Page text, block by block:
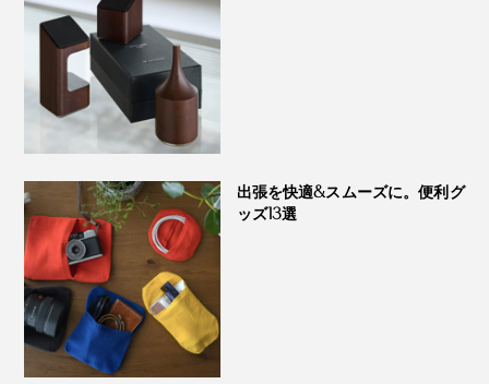
出張を快適&スムーズに。便利グ
ッズ13選